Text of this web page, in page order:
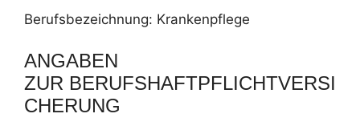
Berufsbezeichnung: Krankenpflege
ANGABEN
ZUR BERUFSHAFTPFLICHTVERSI
CHERUNG